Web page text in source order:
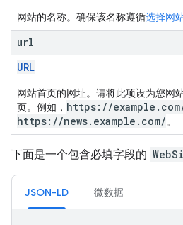
网站的名称。确保该名称遵循选择网
url
URL
网站首页的网址。请将此项设为您网
页。例如， https://
https://news.example.com/。
下面是一个包含必填字段的
JSON-LD 微数据